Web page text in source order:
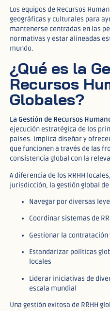
Los equipos de Recursos
geográficas y culturales para
mantenerse centradas en las
normativas y estar alineadas
mundo.
¿Qué es la
Recursos
Globales?
La Gestión de Recursos
ejecución estratégica de los
países. Implica diseñar y
que funcionen a través de las
consistencia global con la
A diferencia de los RRHH
jurisdicción, la gestión global de
Navegar por diversas
Coordinar sistemas de
Gestionar la
Estandarizar políticas
locales
Liderar iniciativas de
escala mundial
Una gestión exitosa de RRHH